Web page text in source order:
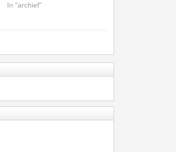
In "archief"